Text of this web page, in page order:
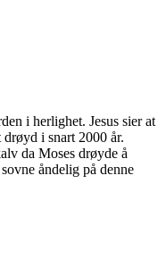
i herlighet. Jesus sier at
i snart 2000 år.
da Moses drøyde å
åndelig på denne